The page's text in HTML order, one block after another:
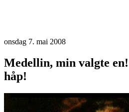
onsdag 7. mai 2008
Medellin, min valgte
håp!